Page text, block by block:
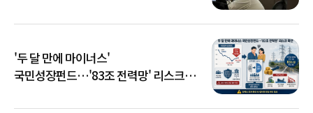
'두 달 만에 마이너스'
국민성장펀드…'83조 전력망' 리스크